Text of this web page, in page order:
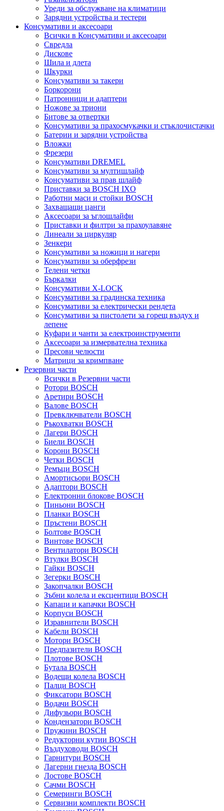
Уреди за обслужване на климатици
Зарядни устройства и тестери
Консумативи и аксесоари
Всички в Консумативи и аксесоари
Свредла
Дискове
Шила и длета
Шкурки
Консумативи за такери
Боркорони
Патронници и адаптери
Ножове за триони
Битове за отвертки
Консумативи за прахосмукачки и стъклочистачки
Батерии и зарядни устройства
Вложки
Фрезери
Консумативи DREMEL
Консумативи за мултишлайф
Консумативи за прав шлайф
Приставки за BOSCH IXO
Работни маси и стойки BOSCH
Захващащи цанги
Аксесоари за ъглошлайфи
Приставки и филтри за прахоулавяне
Линеали за циркуляр
Зенкери
Консумативи за ножици и нагери
Консумативи за оберфрези
Телени четки
Бъркалки
Консумативи X-LOCK
Консумативи за градинска техника
Консумативи за електрически рендета
Консумативи за пистолети за горещ въздух и
лепене
Куфари и чанти за електроинструменти
Аксесоари за измервателна техника
Пресови челюсти
Матрици за кримпване
Резервни части
Всички в Резервни части
Ротори BOSCH
Аретири BOSCH
Валове BOSCH
Превключватели BOSCH
Ръкохватки BOSCH
Лагери BOSCH
Биели BOSCH
Корони BOSCH
Четки BOSCH
Ремъци BOSCH
Амортисьори BOSCH
Адаптори BOSCH
Електронни блокове BOSCH
Пиньони BOSCH
Планки BOSCH
Пръстени BOSCH
Болтове BOSCH
Винтове BOSCH
Вентилатори BOSCH
Втулки BOSCH
Гайки BOSCH
Зегерки BOSCH
Закопчалки BOSCH
Зъбни колела и ексцентици BOSCH
Капаци и капачки BOSCH
Корпуси BOSCH
Изравнители BOSCH
Кабели BOSCH
Мотори BOSCH
Предпазители BOSCH
Плотове BOSCH
Бутала BOSCH
Водещи колела BOSCH
Палци BOSCH
Фиксатори BOSCH
Водачи BOSCH
Дифузьори BOSCH
Кондензатори BOSCH
Пружини BOSCH
Редукторни кутии BOSCH
Въздуховоди BOSCH
Гарнитури BOSCH
Лагерни гнезда BOSCH
Лостове BOSCH
Сачми BOSCH
Семеринги BOSCH
Сервизни комплекти BOSCH